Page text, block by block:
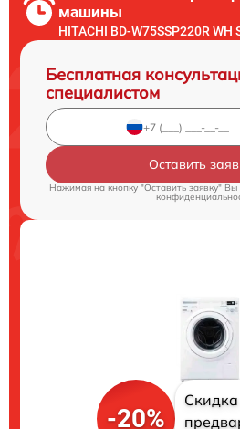
машины
HITACHI BD-W75SSP220R WH
Бесплатная
специалистом
Оставить
Нажимая на кнопку "Оставить заявку"
-20%